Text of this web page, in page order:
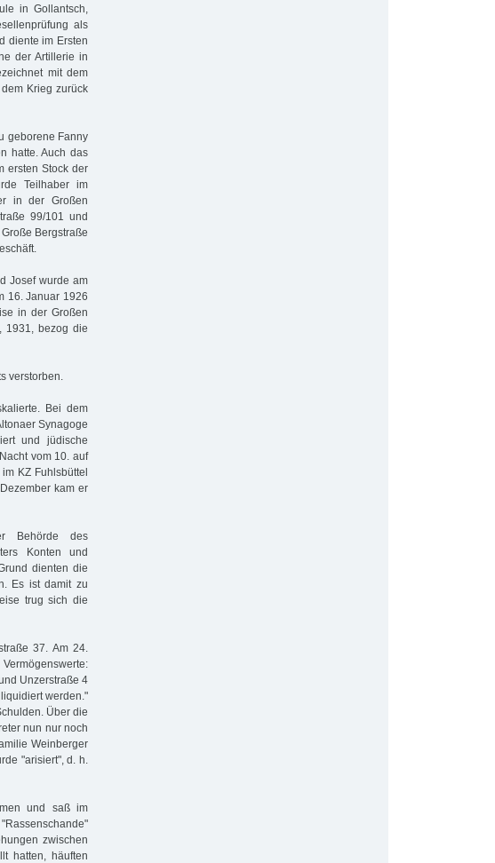
in Gollantsch,
als
diente im Ersten
der Artillerie in
mit dem
Krieg zurück
geborene Fanny
hatte. Auch das
ersten Stock der
Teilhaber im
in der Großen
99/101 und
Bergstraße
Josef wurde am
16. Januar 1926
in der Großen
1931, bezog die
verstorben.
Bei dem
Synagoge
und jüdische
vom 10. auf
KZ Fuhlsbüttel
kam er
Behörde des
Konten und
dienten die
Es ist damit zu
trug sich die
37. Am 24.
Unzerstraße 4
werden."
Über die
nun nur noch
Weinberger
"arisiert", d. h.
und saß im
zwischen
hatten, häuften